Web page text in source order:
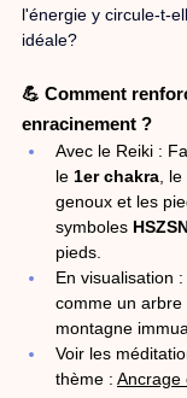
l'énergie y circule-t-
idéale?
💪 Comment
enracinement ?
Avec le Reiki :
le 1er chakra ,
genoux et les
symboles
pieds.
En visualisation
comme un
montagne
Voir les
thème : Ancrage